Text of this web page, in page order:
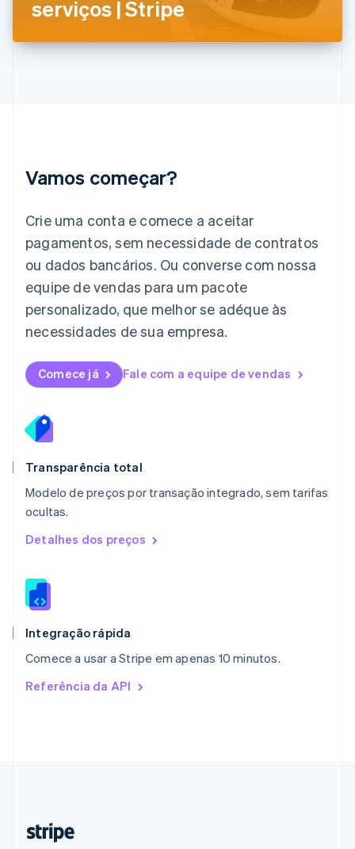
serviços | Stripe
Vamos começar?
Crie uma conta e comece a aceitar
pagamentos, sem necessidade de contratos
ou dados bancários. Ou converse com nossa
equipe de vendas para um pacote
personalizado, que melhor se adéque às
necessidades de sua empresa.
Comece já Fale com a equipe de vendas
Transparência total
Modelo de preços por transação integrado, sem tarifas
ocultas.
Detalhes dos preços
Integração rápida
Comece a usar a Stripe em apenas 10 minutos.
Referência da API
English
English
日本語English
Liechtenstein
DeutschEnglish
Lituânia
English
Luxemburgo
FrançaisDeutsch English
English简体中文
English
México
Noruega
English
English
NederlandsEnglish
Polônia
English
RAE de Hong Kong, China
Reino Unido
English
English
English